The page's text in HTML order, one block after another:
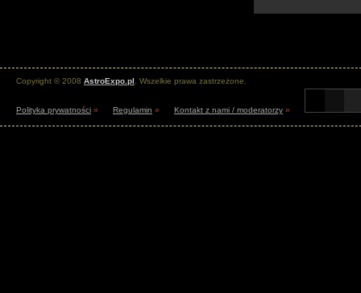
Copyright © 2008 AstroExpo.pl . Wszelkie prawa zastrzeżone.
Polityka prywatności » Regulamin » Kontakt z nami / moderatorzy »